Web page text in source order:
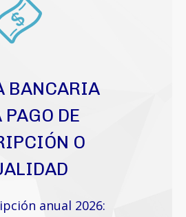
BANCARIA
PAGO DE
O
anual 2026: